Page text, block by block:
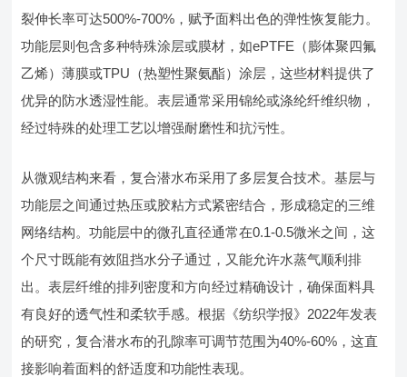
裂伸长率可达500%-700%，赋予面料出色的弹性恢复能力。
功能层则包含多种特殊涂层或膜材，如ePTFE（膨体聚四氟
乙烯）薄膜或TPU（热塑性聚氨酯）涂层，这些材料提供了
优异的防水透湿性能。表层通常采用锦纶或涤纶纤维织物，
经过特殊的处理工艺以增强耐磨性和抗污性。
从微观结构来看，复合潜水布采用了多层复合技术。基层与
功能层之间通过热压或胶粘方式紧密结合，形成稳定的三维
网络结构。功能层中的微孔直径通常在0.1-0.5微米之间，这
个尺寸既能有效阻挡水分子通过，又能允许水蒸气顺利排
出。表层纤维的排列密度和方向经过精确设计，确保面料具
有良好的透气性和柔软手感。根据《纺织学报》2022年发表
的研究，复合潜水布的孔隙率可调节范围为40%-60%，这直
接影响着面料的舒适度和功能性表现。